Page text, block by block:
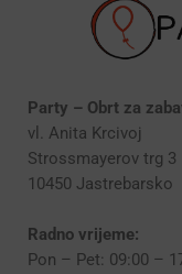
Party – Obrt za
vl. Anita Krcivoj
Strossmayerov trg 3
10450 Jastrebarsko
Radno vrijeme:
Pon – Pet: 09:00 –